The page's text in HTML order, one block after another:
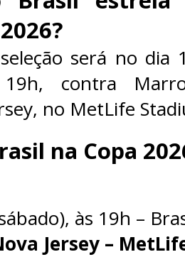
será no dia
contra
no MetLife
na Copa
às 19h –
Jersey –